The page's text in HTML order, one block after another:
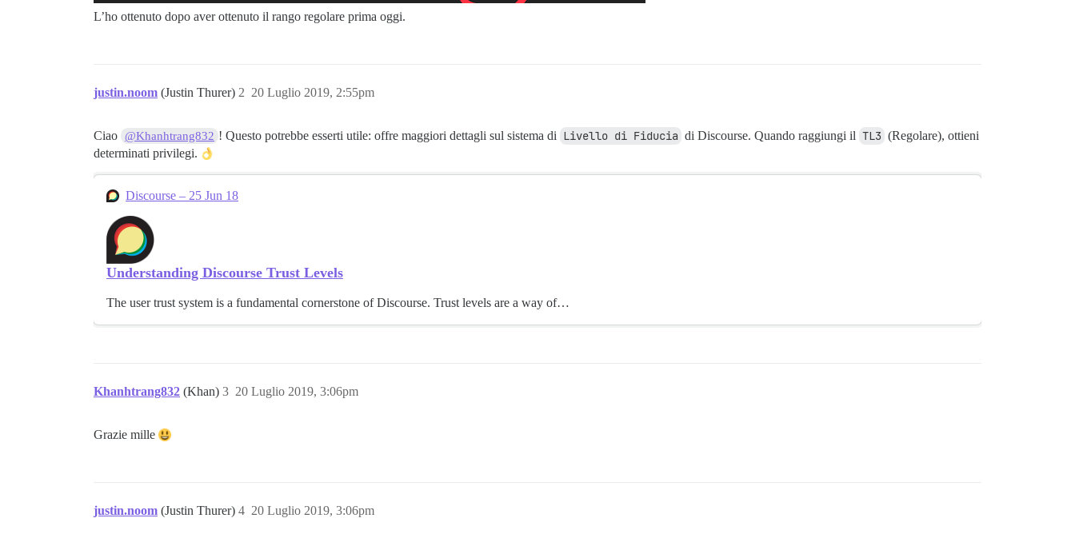
L’ho ottenuto dopo aver ottenuto il rango regolare prima oggi.
justin.noom (Justin Thurer) 20 Luglio 2019, 2:55pm
2
Ciao @Khanhtrang832 ! Questo potrebbe esserti utile: offre maggiori dettagli sul sistema di Livello di Fiducia di Discourse. Quando raggiungi il TL3 (Regolare), ottieni
determinati privilegi.
Discourse – 25 Jun 18
Understanding Discourse Trust Levels
The user trust system is a fundamental cornerstone of Discourse. Trust levels are a way of…
Khanhtrang832 (Khan) 20 Luglio 2019, 3:06pm
3
Grazie mille
justin.noom (Justin Thurer) 20 Luglio 2019, 3:06pm
4